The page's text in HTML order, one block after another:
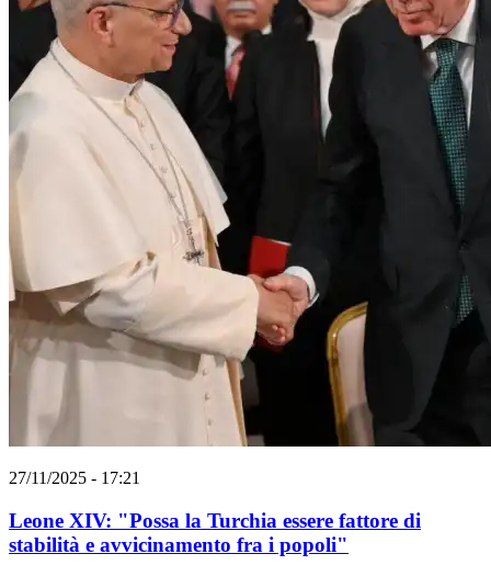
27/11/2025 - 17:21
Leone XIV: "Possa la Turchia essere fattore di
stabilità e avvicinamento fra i popoli"